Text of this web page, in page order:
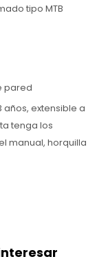
tipo MTB
pared
años, extensible a
tenga los
manual, horquilla